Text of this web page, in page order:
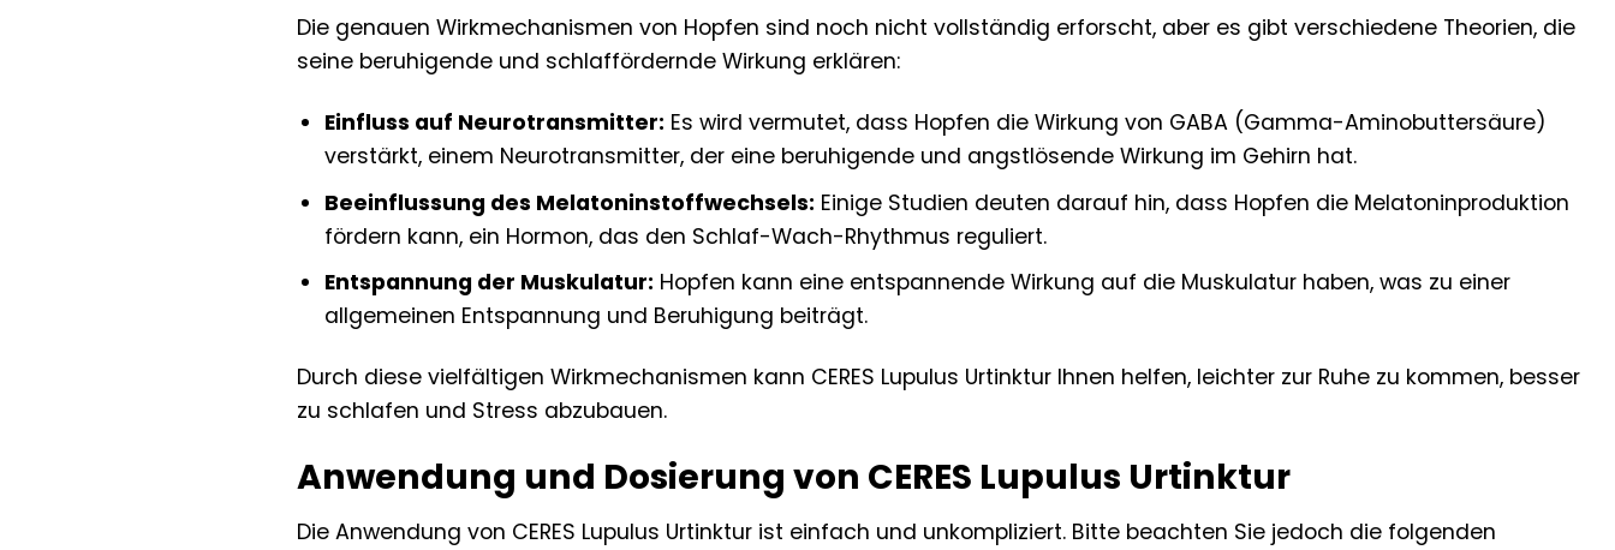
Die genauen Wirkmechanismen von Hopfen sind noch nicht vollständig erforscht, aber es gibt verschiedene Theorien, die
seine beruhigende und schlaffördernde Wirkung erklären:
Einfluss auf Neurotransmitter: Es wird vermutet, dass Hopfen die Wirkung von GABA (Gamma-Aminobuttersäure)
verstärkt, einem Neurotransmitter, der eine beruhigende und angstlösende Wirkung im Gehirn hat.
Beeinflussung des Melatoninstoffwechsels: Einige Studien deuten darauf hin, dass Hopfen die Melatoninproduktion
fördern kann, ein Hormon, das den Schlaf-Wach-Rhythmus reguliert.
Entspannung der Muskulatur: Hopfen kann eine entspannende Wirkung auf die Muskulatur haben, was zu einer
allgemeinen Entspannung und Beruhigung beiträgt.
Durch diese vielfältigen Wirkmechanismen kann CERES Lupulus Urtinktur Ihnen helfen, leichter zur Ruhe zu kommen, besser
zu schlafen und Stress abzubauen.
Anwendung und Dosierung von CERES Lupulus Urtinktur
Die Anwendung von CERES Lupulus Urtinktur ist einfach und unkompliziert. Bitte beachten Sie jedoch die folgenden